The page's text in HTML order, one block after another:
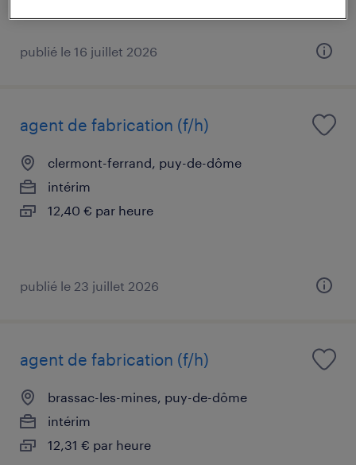
publié le 16 juillet 2026
agent de fabrication (f/h)
clermont-ferrand, puy-de-dôme
intérim
12,40 € par heure
publié le 23 juillet 2026
agent de fabrication (f/h)
brassac-les-mines, puy-de-dôme
intérim
12,31 € par heure